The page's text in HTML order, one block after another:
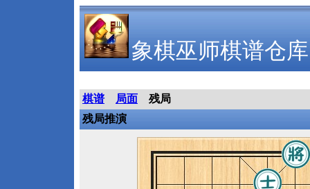
象棋巫师棋谱仓库
棋谱 局面
残局
残局推演